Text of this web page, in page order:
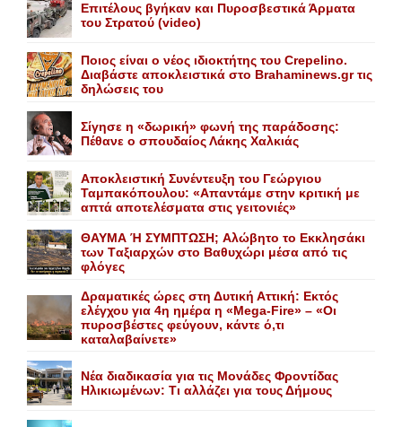
Επιτέλους βγήκαν και Πυροσβεστικά Άρματα
του Στρατού (video)
Ποιος είναι ο νέος ιδιοκτήτης του Crepelino.
Διαβάστε αποκλειστικά στο Brahaminews.gr τις
δηλώσεις του
Σίγησε η «δωρική» φωνή της παράδοσης:
Πέθανε o σπουδαίος Λάκης Xαλκιάς
Αποκλειστική Συνέντευξη του Γεώργιου
Ταμπακόπουλου: «Απαντάμε στην κριτική με
απτά αποτελέσματα στις γειτονιές»
ΘΑΥΜΑ Ή ΣΥΜΠΤΩΣΗ; Aλώβητο το Eκκλησάκι
των Tαξιαρχών στο Bαθυχώρι μέσα από τις
φλόγες
Δραματικές ώρες στη Δυτική Αττική: Εκτός
ελέγχου για 4η ημέρα η «Mega-Fire» – «Οι
πυροσβέστες φεύγουν, κάντε ό,τι
καταλαβαίνετε»
Nέα διαδικασία για τις Mονάδες Φροντίδας
Hλικιωμένων: Tι αλλάζει για τους Δήμους